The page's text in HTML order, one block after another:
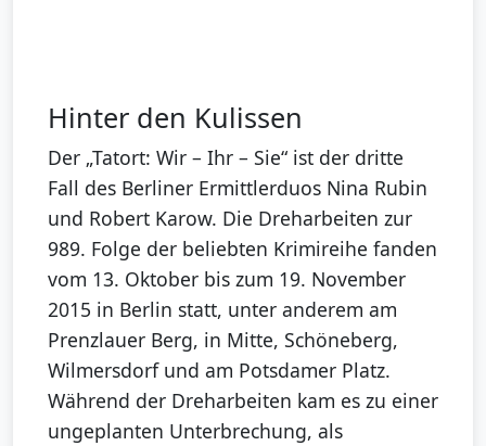
Hinter den Kulissen
Der „Tatort: Wir – Ihr – Sie“ ist der dritte
Fall des Berliner Ermittlerduos Nina Rubin
und Robert Karow. Die Dreharbeiten zur
989. Folge der beliebten Krimireihe fanden
vom 13. Oktober bis zum 19. November
2015 in Berlin statt, unter anderem am
Prenzlauer Berg, in Mitte, Schöneberg,
Wilmersdorf und am Potsdamer Platz.
Während der Dreharbeiten kam es zu einer
ungeplanten Unterbrechung, als